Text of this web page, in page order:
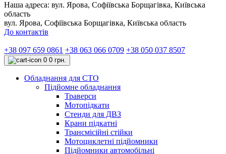
Наша адреса: вул. Ярова, Софіївська Борщагівка, Київська
область
вул. Ярова, Софіївська Борщагівка, Київська область
До контактів
+38 097 659 0861 +38 063 066 0709 +38 050 037 8507
0 0 грн.
Обладнання для СТО
Підйомне обладнання
Траверси
Мотопідкати
Стенди для ДВЗ
Крани підкатні
Трансмісійні стійки
Мотоциклетні підйомники
Підйомники автомобільні